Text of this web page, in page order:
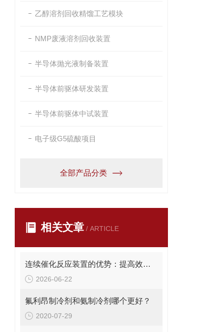
乙醇溶剂回收精馏工艺模块
NMP废液溶剂回收装置
半导体抛光液制备装置
半导体前驱体研发装置
半导体前驱体中试装置
电子级G5硫酸项目
全部产品分类
相关文章 / ARTICLE
连续催化反应装置的优势：提高效率、安全性与过程控制精度
2026-06-22
氟利昂制冷剂和氨制冷剂哪个更好？
2020-07-29